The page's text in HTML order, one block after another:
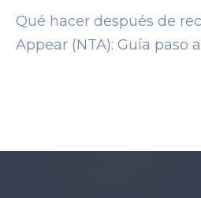
Qué hacer después de
Appear (NTA): Guía paso